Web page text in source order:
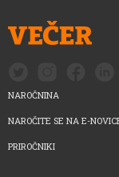
NAROČNINA
NAROČITE SE NA E-
PRIROČNIKI